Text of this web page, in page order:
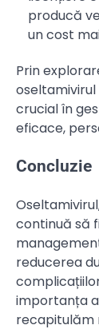
producă
un cost
Prin
crucial în
eficace,
Concluzie
continuă să
reducerea
importanța
recapitulăm